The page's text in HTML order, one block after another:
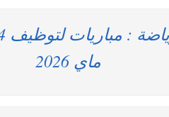
ماي 2026